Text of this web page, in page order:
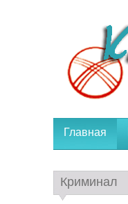
Главная
Криминал